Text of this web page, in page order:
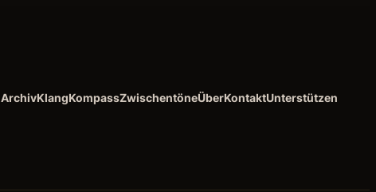
ArchivKlangKompassZwischentöneÜberKontaktUnterstützen